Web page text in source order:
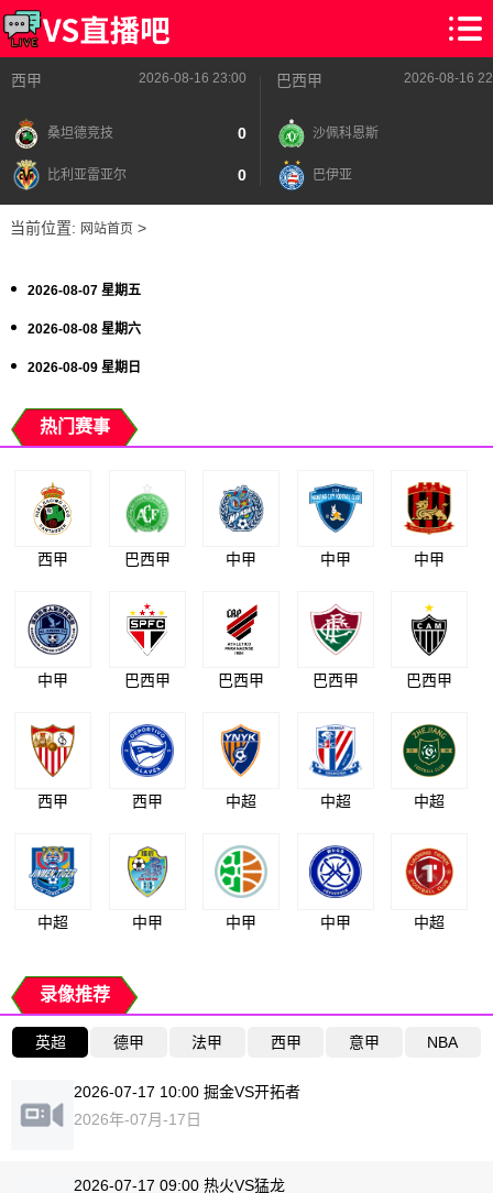
西甲 2026-08-16 23:00
桑坦德竞技 0
比利亚雷亚尔 0
巴西甲 2026-08-16
沙佩科恩斯
巴伊亚
当前位置: 网站首页>
2026-08-07 星期五
2026-08-08 星期六
2026-08-09 星期日
热门赛事
西甲 巴西甲 中甲 中甲 中甲
中甲 巴西甲 巴西甲 巴西甲 巴西甲
西甲 西甲 中超 中超 中超
中超 中甲 中甲 中甲 中超
录像推荐
英超 德甲 法甲 西甲 意甲 NBA
2026-07-17 10:00 掘金VS开拓者
2026年-07月-17日
2026-07-17 09:00 热火VS猛龙